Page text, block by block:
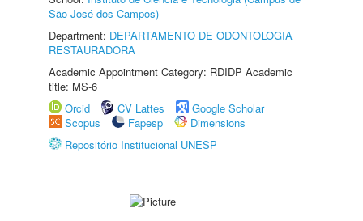
São José dos Campos)
Department: DEPARTAMENTO DE ODONTOLOGIA
RESTAURADORA
Academic Appointment Category: RDIDP Academic
title: MS-6
Orcid
CV Lattes
Google Scholar
Scopus
Fapesp
Dimensions
Repositório Institucional UNESP